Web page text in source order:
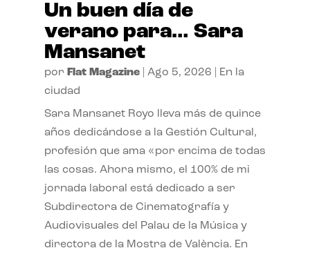
Un buen día de
verano para… Sara
Mansanet
por Flat Magazine| Ago 5, 2026
En la
ciudad
Sara Mansanet Royo lleva más de quince
años dedicándose a la Gestión Cultural,
profesión que ama «por encima de todas
las cosas. Ahora mismo, el 100% de mi
jornada laboral está dedicado a ser
Subdirectora de Cinematografía y
Audiovisuales del Palau de la Música y
directora de la Mostra de València. En